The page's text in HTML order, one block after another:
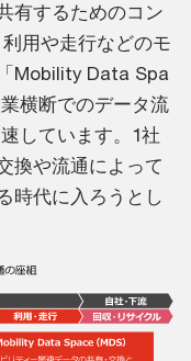
有するためのコン
用や走行などのモ
Mobility Data Spa
横断でのデータ流
しています。1社
換や流通によって
時代に入ろうとし